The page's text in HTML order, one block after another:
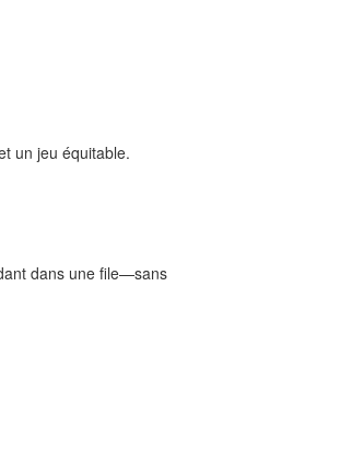
un jeu équitable.
dans une file—sans